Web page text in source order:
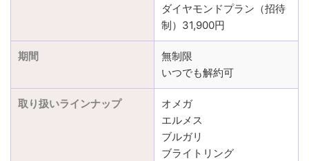
ダイヤモンドプラン（招待
制）31,900円
期間
無制限
いつでも解約可
取り扱いラインナップ
オメガ
エルメス
ブルガリ
ブライトリング